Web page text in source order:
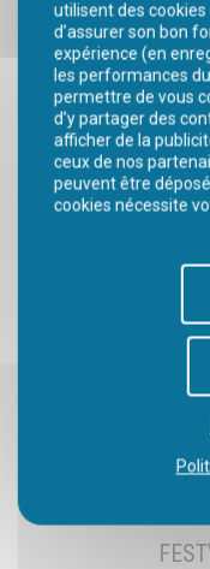
utilisent des
d’assurer son bon
expérience (en
les performances
permettre de vous
d’y partager des
afficher de la
ceux de nos
peuvent être
cookies nécessite